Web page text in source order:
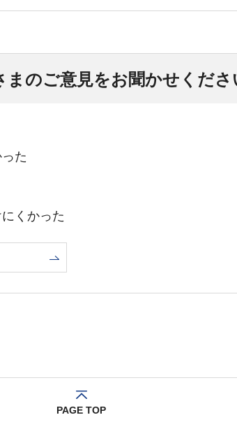
のご意見をお聞かせくださ
た
くかった
PAGE TOP